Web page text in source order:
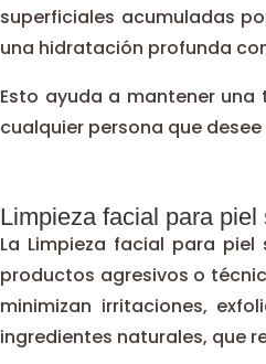
superficiales acumuladas
una hidratación profunda
Esto ayuda a mantener
cualquier persona que
Limpieza facial para piel
La Limpieza facial para
productos agresivos o
minimizan irritaciones,
ingredientes naturales, que